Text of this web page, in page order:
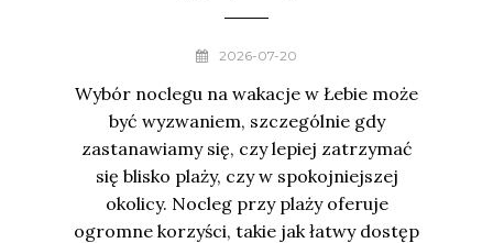
2026-07-20
Wybór noclegu na wakacje w Łebie może
być wyzwaniem, szczególnie gdy
zastanawiamy się, czy lepiej zatrzymać
się blisko plaży, czy w spokojniejszej
okolicy. Nocleg przy plaży oferuje
ogromne korzyści, takie jak łatwy dostęp